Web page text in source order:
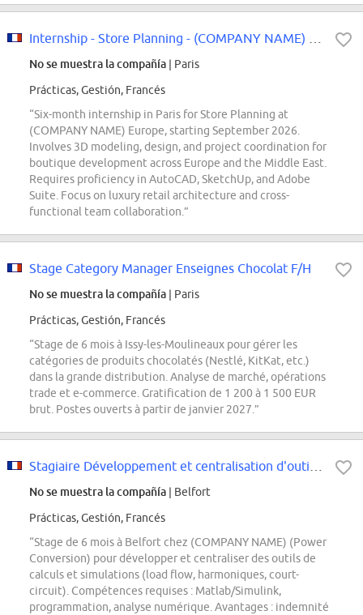
No se muestra la compañía | Paris
Prácticas, Gestión, Francés
“Six-month internship in Paris for Store Planning at
(COMPANY NAME) Europe, starting September 2026.
Involves 3D modeling, design, and project coordination for
boutique development across Europe and the Middle East.
Requires proficiency in AutoCAD, SketchUp, and Adobe
Suite. Focus on luxury retail architecture and cross-
functional team collaboration.”
Stage Category Manager Enseignes Chocolat F/H
No se muestra la compañía | Paris
Prácticas, Gestión, Francés
“Stage de 6 mois à Issy-les-Moulineaux pour gérer les
catégories de produits chocolatés (Nestlé, KitKat, etc.)
dans la grande distribution. Analyse de marché, opérations
trade et e-commerce. Gratification de 1 200 à 1 500 EUR
brut. Postes ouverts à partir de janvier 2027.”
No se muestra la compañía | Belfort
Prácticas, Gestión, Francés
“Stage de 6 mois à Belfort chez (COMPANY NAME) (Power
Conversion) pour développer et centraliser des outils de
calculs et simulations (load flow, harmoniques, court-
circuit). Compétences requises : Matlab/Simulink,
programmation, analyse numérique. Avantages : indemnité